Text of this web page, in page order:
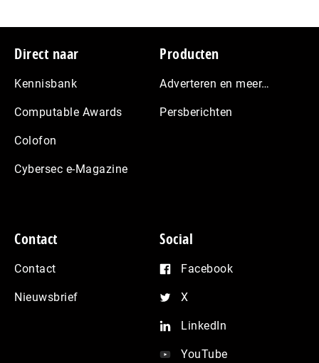
Footer
Direct naar
Kennisbank
Computable Awards
Colofon
Cybersec e-Magazine
Producten
Adverteren en meer…
Persberichten
Contact
Contact
Nieuwsbrief
Social
Facebook
X
LinkedIn
YouTube